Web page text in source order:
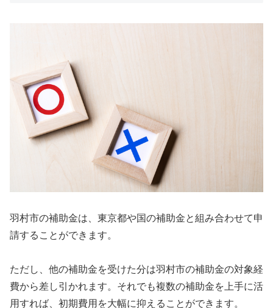
羽村市の補助金は、東京都や国の補助金と組み合わせて申
請することができます。
ただし、他の補助金を受けた分は羽村市の補助金の対象経
費から差し引かれます。それでも複数の補助金を上手に活
用すれば、初期費用を大幅に抑えることができます。